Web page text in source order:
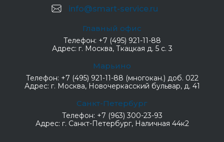
info@smart-service.ru
Главный офис
Телефон: +7 (495) 921-11-88
Адрес: г. Москва, Ткацкая д. 5 с. 3
Марьино
Телефон: +7 (495) 921-11-88 (многокан.) доб. 022
Адрес: г. Москва, Новочеркасский бульвар, д. 41
Санкт-Петербург
Телефон: +7 (963) 300-23-93
Адрес: г. Санкт-Петербург, Наличная 44к2